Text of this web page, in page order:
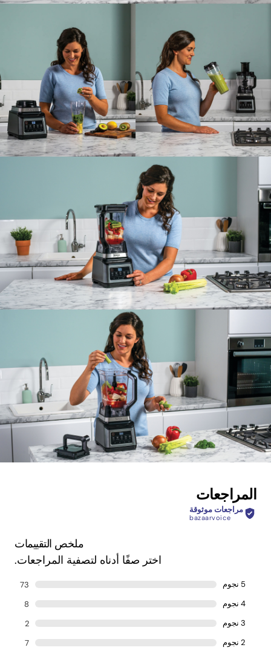
المراجعات
مراجعات موثوقة
bazaarvoice
ملخص التقييمات
اختر صفًا أدناه لتصفية المراجعات.
5 نجوم
73
4 نجوم
8
3 نجوم
2
2 نجوم
7